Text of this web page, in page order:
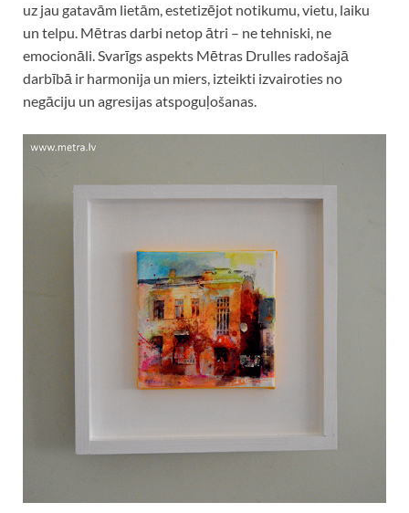
uz jau gatavām lietām, estetizējot notikumu, vietu, laiku
un telpu. Mētras darbi netop ātri – ne tehniski, ne
emocionāli. Svarīgs aspekts Mētras Drulles radošajā
darbībā ir harmonija un miers, izteikti izvairoties no
negāciju un agresijas atspoguļošanas.